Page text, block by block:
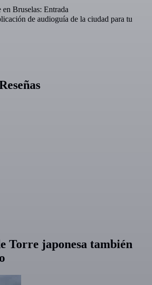
Bruselas: Entrada
de audioguía de la ciudad para tu
Torre japonesa también